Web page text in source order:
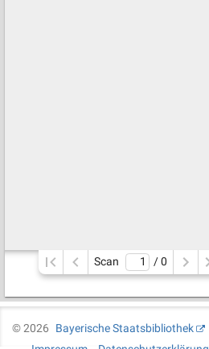
Scan / 0
©2026
Bayerische Staatsbibliothek